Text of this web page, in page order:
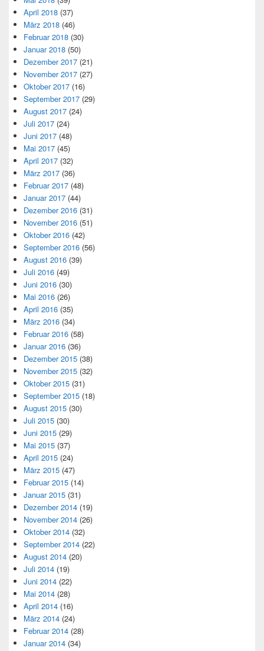
April 2018 (37)
März 2018 (46)
Februar 2018 (30)
Januar 2018 (50)
Dezember 2017 (21)
November 2017 (27)
Oktober 2017 (16)
September 2017 (29)
August 2017 (24)
Juli 2017 (24)
Juni 2017 (48)
Mai 2017 (45)
April 2017 (32)
März 2017 (36)
Februar 2017 (48)
Januar 2017 (44)
Dezember 2016 (31)
November 2016 (51)
Oktober 2016 (42)
September 2016 (56)
August 2016 (39)
Juli 2016 (49)
Juni 2016 (30)
Mai 2016 (26)
April 2016 (35)
März 2016 (34)
Februar 2016 (58)
Januar 2016 (36)
Dezember 2015 (38)
November 2015 (32)
Oktober 2015 (31)
September 2015 (18)
August 2015 (30)
Juli 2015 (30)
Juni 2015 (29)
Mai 2015 (37)
April 2015 (24)
März 2015 (47)
Februar 2015 (14)
Januar 2015 (31)
Dezember 2014 (19)
November 2014 (26)
Oktober 2014 (32)
September 2014 (22)
August 2014 (20)
Juli 2014 (19)
Juni 2014 (22)
Mai 2014 (28)
April 2014 (16)
März 2014 (24)
Februar 2014 (28)
Januar 2014 (34)